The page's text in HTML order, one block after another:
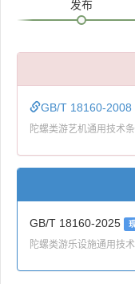
发布
GB/T 18160-2008
陀螺类游艺机通用技术
GB/T 18160-2025
陀螺类游乐设施通用技